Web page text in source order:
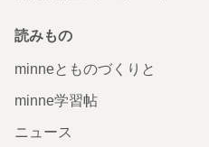
読みもの
minneとものづくりと
minne学習帖
ニュース